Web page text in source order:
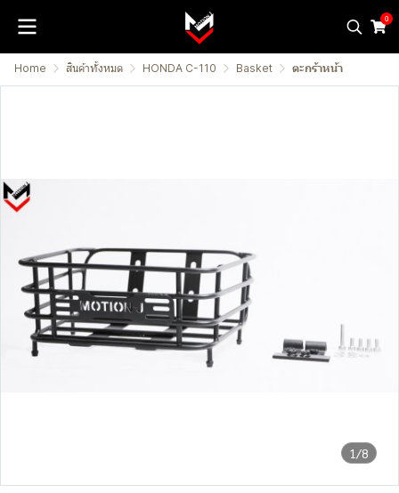
0
Home สินค้าทั้งหมด HONDA C-110 Basket ตะกร้าหน้า
1/8